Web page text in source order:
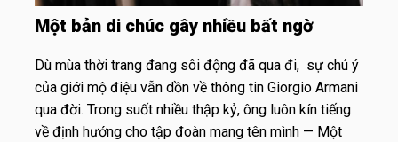
Một bản di chúc gây nhiều bất ngờ
Dù mùa thời trang đang sôi động đã qua đi, sự chú ý
của giới mộ điệu vẫn dồn về thông tin Giorgio Armani
qua đời. Trong suốt nhiều thập kỷ, ông luôn kín tiếng
về định hướng cho tập đoàn mang tên mình — Một